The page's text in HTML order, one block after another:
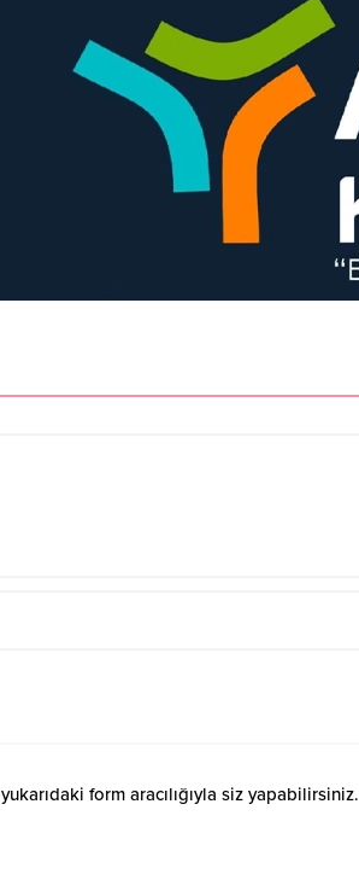
form aracılığıyla siz yapabilirsiniz.